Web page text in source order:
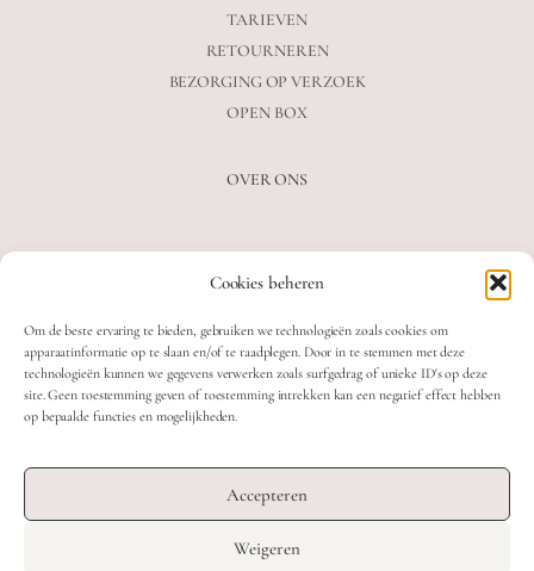
Cookies beheren
Om de beste ervaring te bieden, gebruiken we technologieën zoals cookies om
apparaatinformatie op te slaan en/of te raadplegen. Door in te stemmen met deze
technologieën kunnen we gegevens verwerken zoals surfgedrag of unieke ID's op deze
site. Geen toestemming geven of toestemming intrekken kan een negatief effect hebben
op bepaalde functies en mogelijkheden.
Accepteren
Weigeren
TARIEVEN
RETOURNEREN
BEZORGING OP VERZOEK
OPEN BOX
OVER ONS
VEELGESTELDE VRAGEN
OVER ONS
CONTACT
TERMS & CONDITIONS